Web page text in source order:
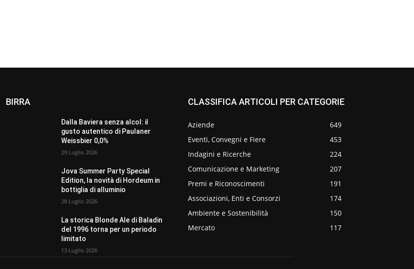
BIRRA
Dalla Baviera senza alcol: il
gusto autentico di Paulaner
Weissbier 0,0%
29 Luglio 2026
Jova Summer Party Special
Edition, la novità di Hordeum in
bottiglia di alluminio
28 Luglio 2026
La storica Blonde Ale di Baladin
del 1996 torna per un periodo
limitato
13 Luglio 2026
CLASSIFICA ARTICOLI PER CATEGORIE
Aziende
649
Eventi, Convegni e Fiere
453
Indagini e Ricerche
224
Comunicazione e Marketing
207
Premi e Riconoscimenti
191
Associazioni, Enti e Consorzi
174
Ambiente e Sostenibilità
150
Mercato
117